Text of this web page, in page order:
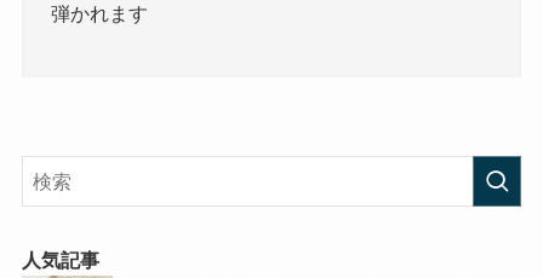
弾かれます
人気記事